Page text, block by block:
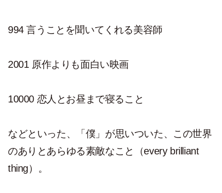
994 言うことを聞いてくれる美容師
2001 原作よりも面白い映画
10000 恋人とお昼まで寝ること
などといった、「僕」が思いついた、この世界
のありとあらゆる素敵なこと（every brilliant
thing）。